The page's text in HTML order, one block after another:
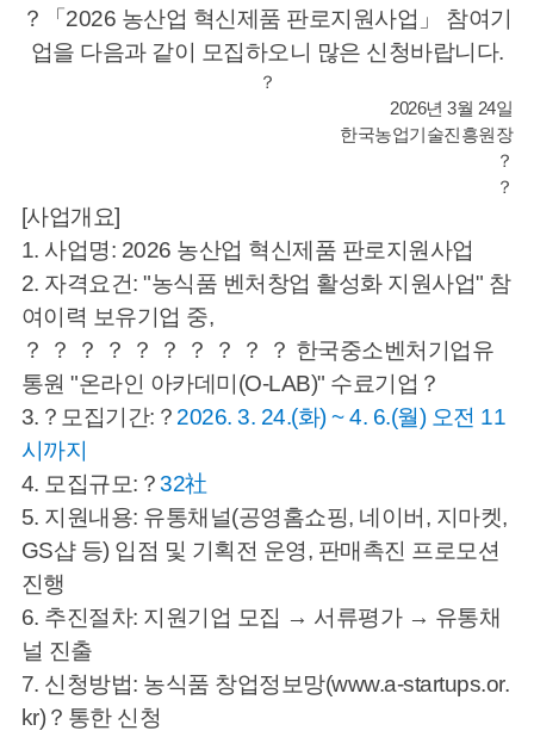
？
「2026 농산업 혁신제품 판로지원사업」 참여기
업을 다음과 같이 모집하오니 많은 신청바랍니다.
？
2026년 3월 24일
한국농업기술진흥원장
？
？
[사업개요]
1. 사업명: 2026 농산업 혁신제품 판로지원사업
2. 자격요건: "농식품 벤처창업 활성화 지원사업" 참
여이력 보유기업 중,
？ ？ ？ ？ ？ ？ ？ ？ ？ ？ 한국중소벤처기업유
통원 "온라인 아카데미(O-LAB)" 수료기업？
3. ？모집기간:？ 2026. 3. 24.(화) ~ 4. 6.(월) 오전 11
시까지
4. 모집규모:？32社
5. 지원내용: 유통채널(공영홈쇼핑, 네이버, 지마켓,
GS샵 등) 입점 및 기획전 운영, 판매촉진 프로모션
진행
6. 추진절차: 지원기업 모집 → 서류평가 → 유통채
널 진출
7. 신청방법: 농식품 창업정보망(www.a-startups.or.
kr) ？통한 신청